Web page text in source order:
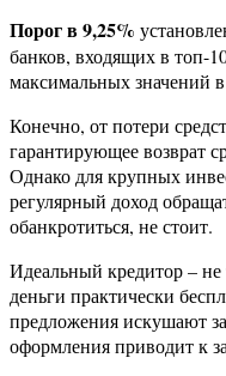
Порог в 9,25%
банков, входящих в топ-
максимальных значений
Конечно, от потери
гарантирующее возврат
Однако для крупных
регулярный доход
обанкротиться, не стоит.
Идеальный кредитор – не
деньги практически
предложения искушают
оформления приводит к